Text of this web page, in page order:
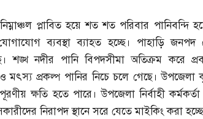
প্লাবিত হয়ে শত শত পরিবার পানিবন্দি
ব্যবস্থা ব্যাহত হচ্ছে। পাহাড়ি
নদীর পানি বিপদসীমা অতিক্রম করে
ও মৎস্য প্রকল্প পানির নিচে চলে গেছে। উপজেলা
ক্ষতি হতে পারে। উপজেলা নির্বাহী
নিরাপদ স্থানে সরে যেতে মাইকিং করা